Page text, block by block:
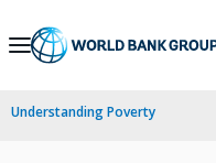
Skip
Navigation
Understanding Poverty